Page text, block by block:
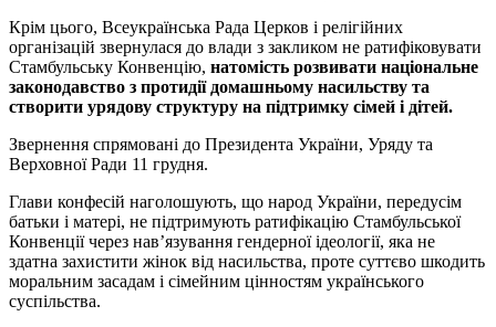
Крім цього, Всеукраїнська Рада Церков і релігійних
організацій звернулася до влади з закликом не ратифіковувати
Стамбульську Конвенцію, натомість розвивати національне
законодавство з протидії домашньому насильству та
створити урядову структуру на підтримку сімей і дітей.
Звернення спрямовані до Президента України, Уряду та
Верховної Ради 11 грудня.
Глави конфесій наголошують, що народ України, передусім
батьки і матері, не підтримують ратифікацію Стамбульської
Конвенції через нав’язування гендерної ідеології, яка не
здатна захистити жінок від насильства, проте суттєво шкодить
моральним засадам і сімейним цінностям українського
суспільства.